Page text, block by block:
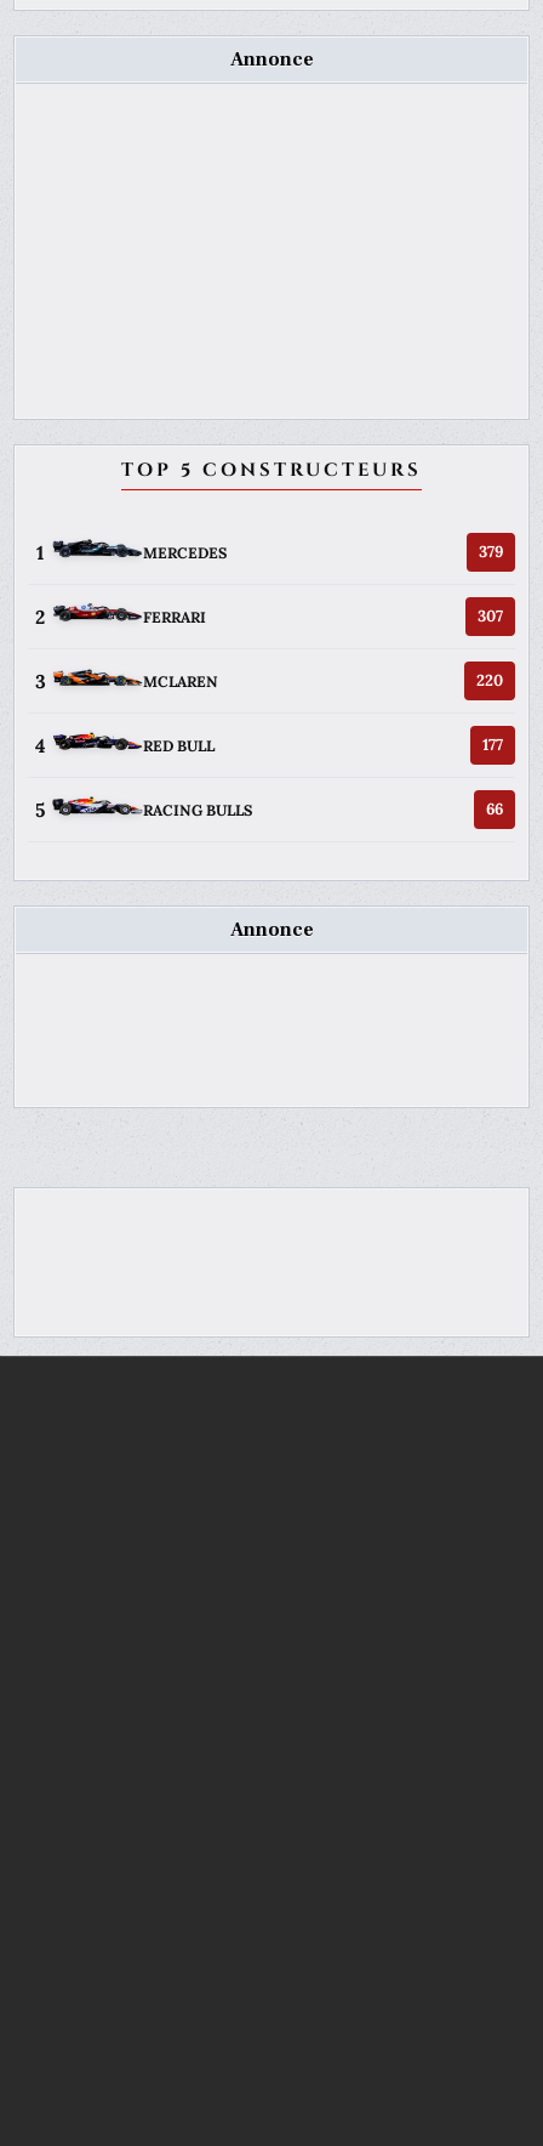
Annonce
TOP 5 CONSTRUCTEURS
1 MERCEDES 379
2 FERRARI 307
3 MCLAREN 220
4 RED BULL 177
5 RACING BULLS 66
Annonce